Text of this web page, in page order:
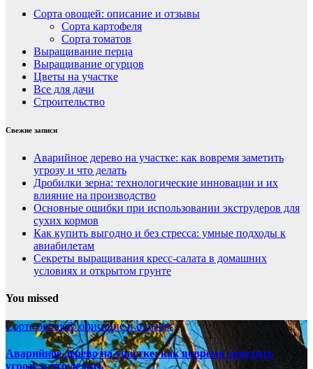
Сорта овощей: описание и отзывы
Сорта картофеля
Сорта томатов
Выращивание перца
Выращивание огурцов
Цветы на участке
Все для дачи
Строительство
Свежие записи
Аварийное дерево на участке: как вовремя заметить
угрозу и что делать
Дробилки зерна: технологические инновации и их
влияние на производство
Основные ошибки при использовании экструдеров для
сухих кормов
Как купить выгодно и без стресса: умные подходы к
авиабилетам
Секреты выращивания кресс-салата в домашних
условиях и открытом грунте
You missed
Сорта овощей: описание и отзывы
Аварийное дерево на участке: как вовремя заметить
угрозу и что делать